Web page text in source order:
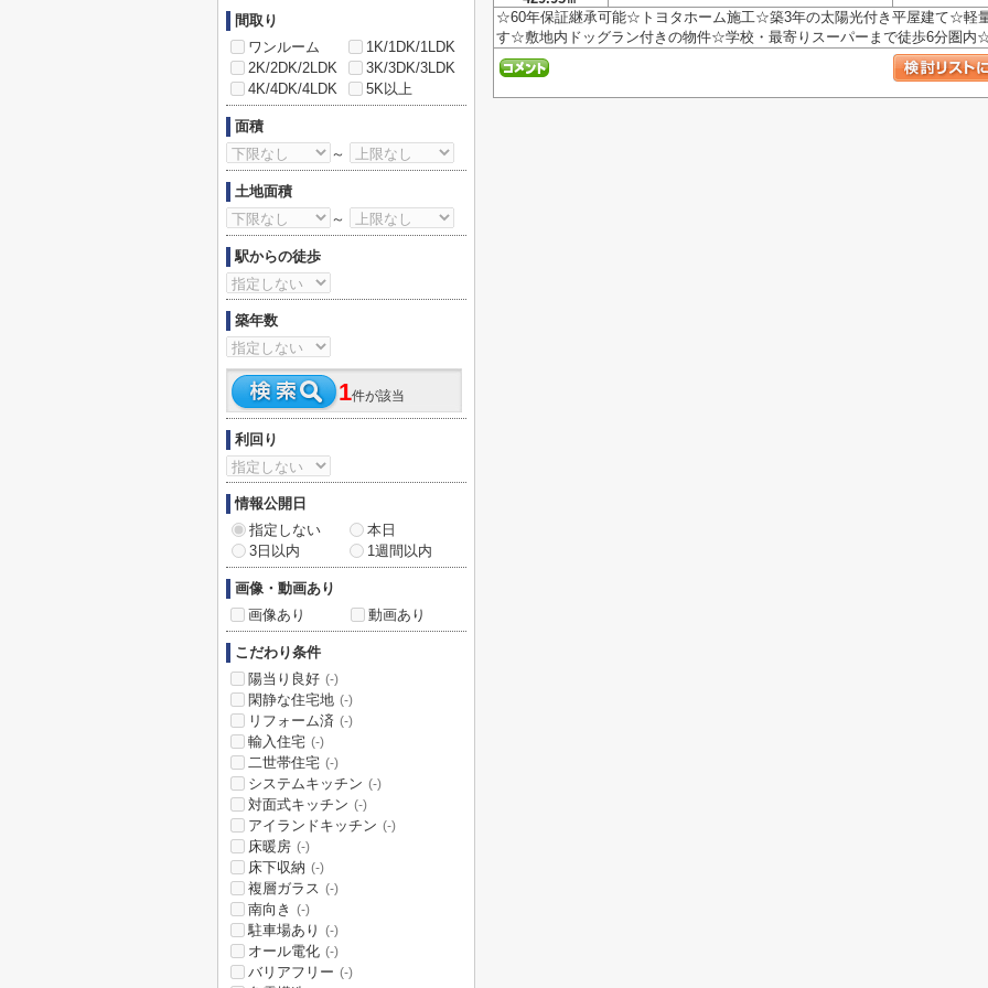
☆60年保証継承可能☆トヨタホーム施工☆築3年の太陽光付き平屋建て☆軽
す☆敷地内ドッグラン付きの物件☆学校・最寄りスーパーまで徒歩6分圏内
間取り
ワンルーム
1K/1DK/1LDK
2K/2DK/2LDK
3K/3DK/3LDK
4K/4DK/4LDK
5K以上
面積
～
土地面積
～
駅からの徒歩
築年数
1件が該当
利回り
情報公開日
指定しない
本日
3日以内
1週間以内
画像・動画あり
画像あり
動画あり
こだわり条件
陽当り良好 (-)
閑静な住宅地 (-)
リフォーム済 (-)
輸入住宅 (-)
二世帯住宅 (-)
システムキッチン (-)
対面式キッチン (-)
アイランドキッチン (-)
床暖房 (-)
床下収納 (-)
複層ガラス (-)
南向き (-)
駐車場あり (-)
オール電化 (-)
バリアフリー (-)